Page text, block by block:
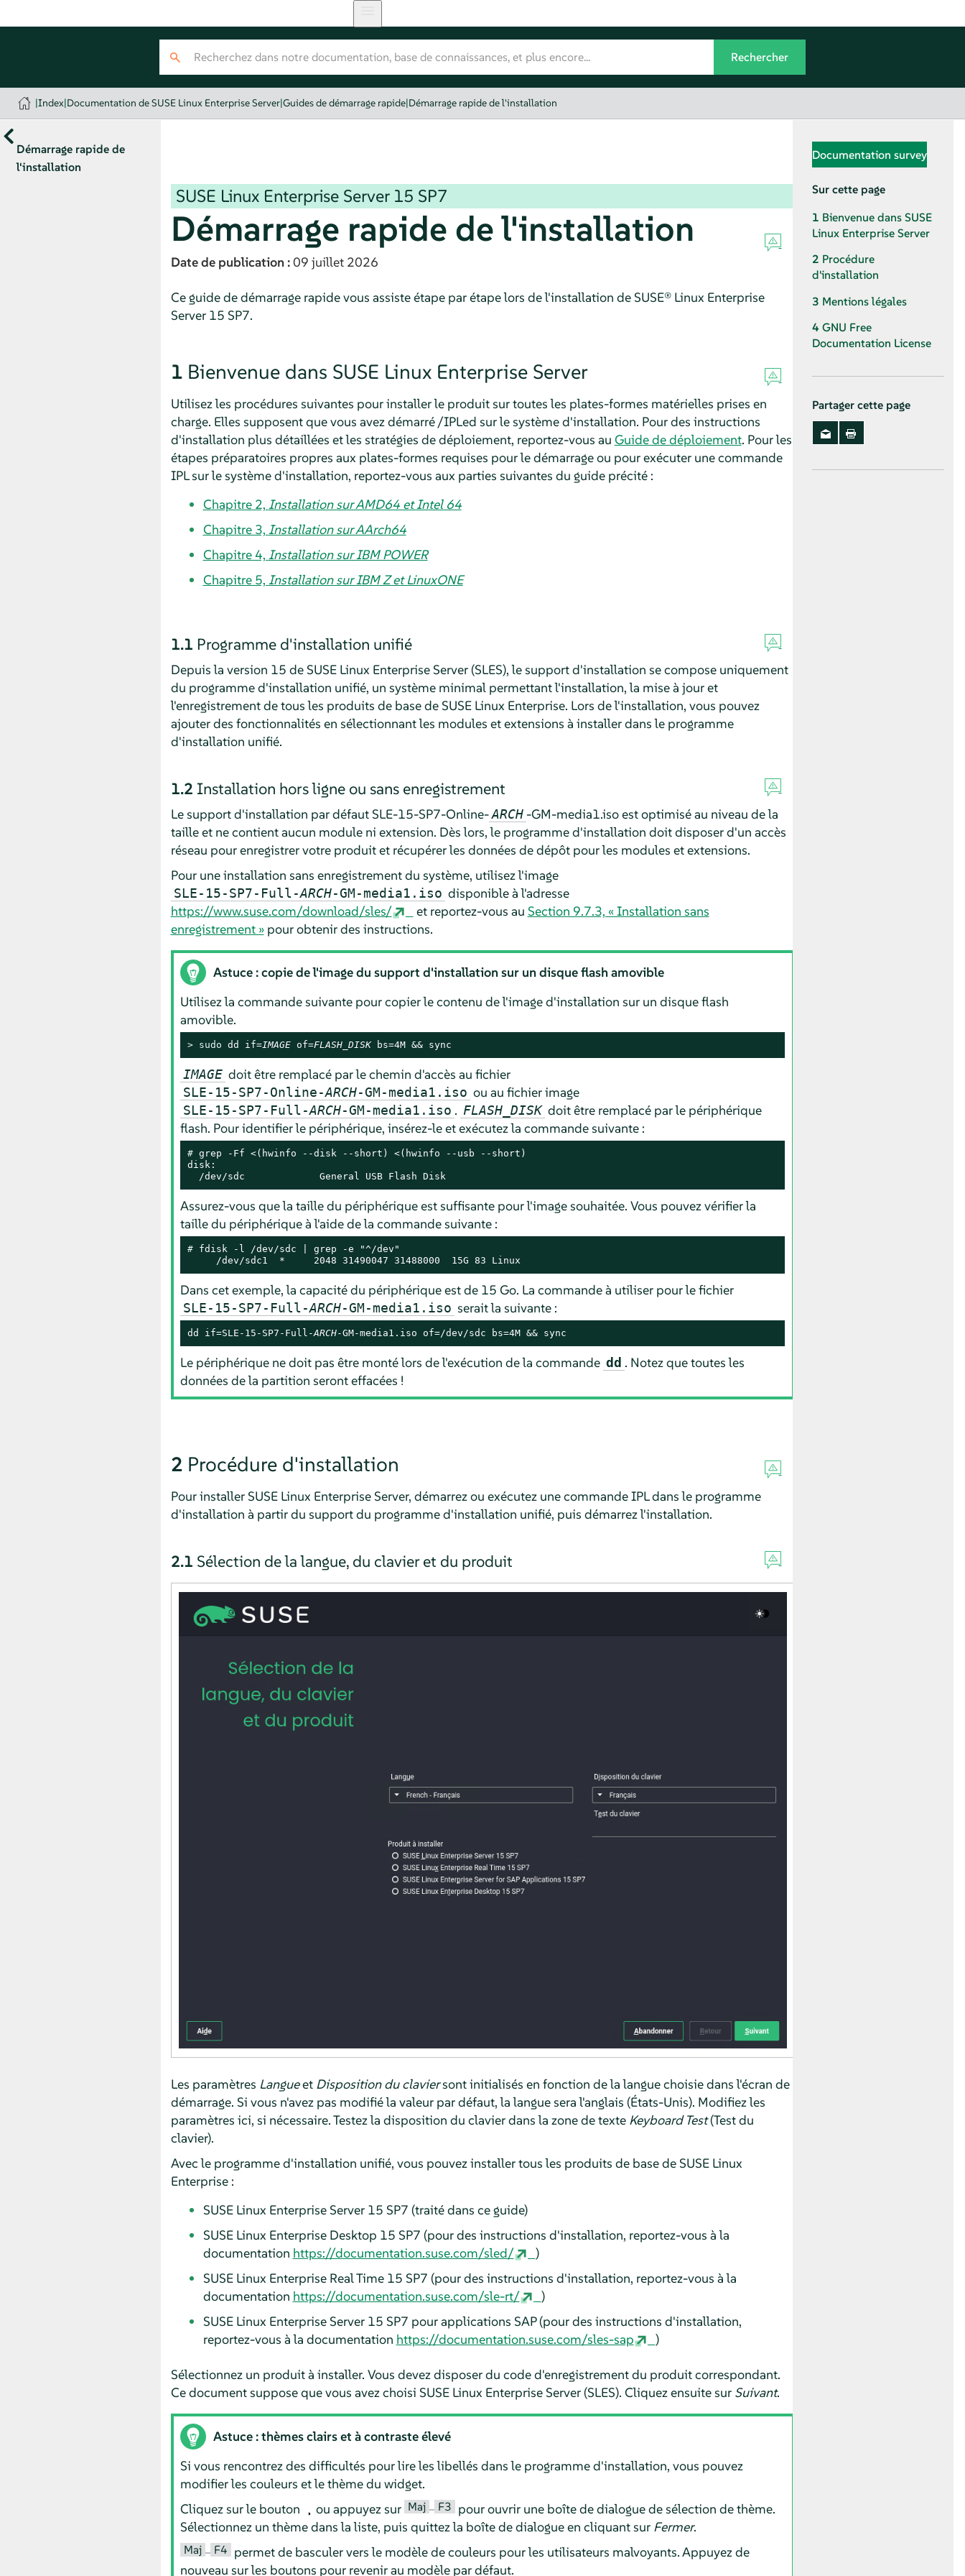
|Index|Documentation de SUSE Linux Enterprise Server|Guides de démarrage rapide|Démarrage rapide de l'installation
Démarrage rapide de
l'installation
SUSE Linux Enterprise Server 15 SP7
Démarrage rapide de l'installation
Date de publication :09 juillet 2026
Ce guide de démarrage rapide vous assiste étape par étape lors de l'installation de SUSE® Linux Enterprise
Server 15 SP7.
1 Bienvenue dans SUSE Linux Enterprise Server
Utilisez les procédures suivantes pour installer le produit sur toutes les plates-formes matérielles prises en
charge. Elles supposent que vous avez démarré/IPLed sur le système d'installation. Pour des instructions
d'installation plus détaillées et les stratégies de déploiement, reportez-vous au Guide de déploiement. Pour les
étapes préparatoires propres aux plates-formes requises pour le démarrage ou pour exécuter une commande
IPL sur le système d'installation, reportez-vous aux parties suivantes du guide précité :
Chapitre 2, Installation sur AMD64 et Intel 64
Chapitre 3, Installation sur AArch64
Chapitre 4, Installation sur IBM POWER
Chapitre 5, Installation sur IBM Z et LinuxONE
1.1 Programme d'installation unifié
Depuis la version 15 de SUSE Linux Enterprise Server(SLES), le support d'installation se compose uniquement
du programme d'installation unifié, un système minimal permettant l'installation, la mise à jour et
l'enregistrement de tous les produits de base de SUSE Linux Enterprise. Lors de l'installation, vous pouvez
ajouter des fonctionnalités en sélectionnant les modules et extensions à installer dans le programme
d'installation unifié.
1.2 Installation hors ligne ou sans enregistrement
Le support d'installation par défaut SLE-15-SP7-Online-ARCH -GM-media1.iso est optimisé au niveau de la
taille et ne contient aucun module ni extension. Dès lors, le programme d'installation doit disposer d'un accès
réseau pour enregistrer votre produit et récupérer les données de dépôt pour les modules et extensions.
Pour une installation sans enregistrement du système, utilisez l'image
SLE-15-SP7-Full-ARCH-GM-media1.iso disponible à l'adresse
https://www.suse.com/download/sles/
et reportez-vous au Section 9.7.3, « Installation sans
enregistrement »pour obtenir des instructions.
Astuce : copie de l'image du support d'installation sur un disque flash amovible
Utilisez la commande suivante pour copier le contenu de l'image d'installation sur un disque flash
amovible.
> sudo dd if=IMAGE of=FLASH_DISK bs=4M && sync
IMAGE doit être remplacé par le chemin d'accès au fichier
SLE-15-SP7-Online-ARCH-GM-media1.iso ou au fichier image
SLE-15-SP7-Full-ARCH-GM-media1.iso . FLASH_DISK doit être remplacé par le périphérique
flash. Pour identifier le périphérique, insérez-le et exécutez la commande suivante :
# grep -Ff <(hwinfo --disk --short) <(hwinfo --usb --short)
disk:
  /dev/sdc             General USB Flash Disk
Assurez-vous que la taille du périphérique est suffisante pour l'image souhaitée. Vous pouvez vérifier la
taille du périphérique à l'aide de la commande suivante :
# fdisk -l /dev/sdc | grep -e "^/dev"
     /dev/sdc1  *     2048 31490047 31488000  15G 83 Linux
Dans cet exemple, la capacité du périphérique est de 15 Go. La commande à utiliser pour le fichier
SLE-15-SP7-Full-ARCH-GM-media1.iso serait la suivante :
dd if=SLE-15-SP7-Full-ARCH-GM-media1.iso of=/dev/sdc bs=4M && sync
Le périphérique ne doit pas être monté lors de l'exécution de la commande dd . Notez que toutes les
données de la partition seront effacées !
2 Procédure d'installation
Pour installer SUSE Linux Enterprise Server, démarrezou exécutez une commande IPLdans le programme
d'installation à partir du support du programme d'installation unifié, puis démarrez l'installation.
2.1 Sélection de la langue, du clavier et du produit
Les paramètres Langueet Disposition du claviersont initialisés en fonction de la langue choisie dans l'écran de
démarrage. Si vous n'avez pas modifié la valeur par défaut, la langue sera l'anglais (États-Unis). Modifiez les
paramètres ici, si nécessaire. Testez la disposition du clavier dans la zone de texte Keyboard Test(Test du
clavier).
Avec le programme d'installation unifié, vous pouvez installer tous les produits de base de SUSE Linux
Enterprise :
SUSE Linux Enterprise Server 15 SP7 (traité dans ce guide)
SUSE Linux Enterprise Desktop 15 SP7 (pour des instructions d'installation, reportez-vous à la
documentation https://documentation.suse.com/sled/
)
SUSE Linux Enterprise Real Time 15 SP7 (pour des instructions d'installation, reportez-vous à la
documentation https://documentation.suse.com/sle-rt/
)
SUSE Linux Enterprise Server 15 SP7 pour applications SAP (pour des instructions d'installation,
reportez-vous à la documentation https://documentation.suse.com/sles-sap )
Sélectionnez un produit à installer. Vous devez disposer du code d'enregistrement du produit correspondant.
Ce document suppose que vous avez choisi SUSE Linux Enterprise Server(SLES). Cliquez ensuite sur Suivant.
Astuce : thèmes clairs et à contraste élevé
Si vous rencontrez des difficultés pour lire les libellés dans le programme d'installation, vous pouvez
modifier les couleurs et le thème du widget.
Cliquez sur le bouton
ou appuyez sur Maj – F3 pour ouvrir une boîte de dialogue de sélection de thème.
Sélectionnez un thème dans la liste, puis quittez la boîte de dialogue en cliquant sur Fermer.
Maj – F4 permet de basculer vers le modèle de couleurs pour les utilisateurs malvoyants. Appuyez de
nouveau sur les boutons pour revenir au modèle par défaut.
Documentation survey
Sur cette page
1 Bienvenue dansSUSE
Linux Enterprise Server
2 Procédure
d'installation
3 Mentions légales
4 GNU Free
Documentation License
Partager cette page